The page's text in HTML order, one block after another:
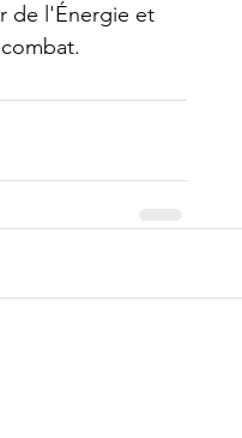
de l'Énergie et